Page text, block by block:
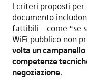
I criteri proposti
documento
fattibili – come “se
WiFi pubblico non
volta un campanello
competenze
negoziazione.